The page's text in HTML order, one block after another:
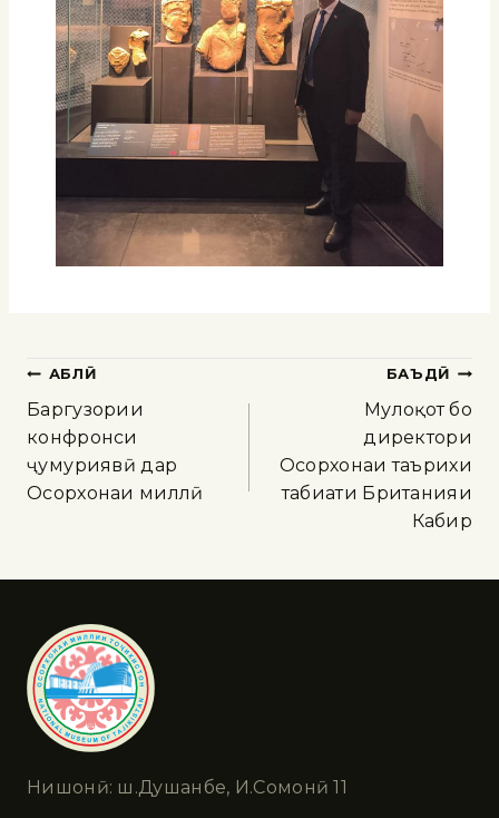
ҚАБЛӢ
Баргузории
конфронси
ҷумҳуриявӣ дар
Осорхонаи миллӣ
БАЪДӢ
Мулоқот бо
директори
Осорхонаи таърихи
табиати Британияи
Кабир
Нишонӣ: ш.Душанбе, И.Сомонӣ 11